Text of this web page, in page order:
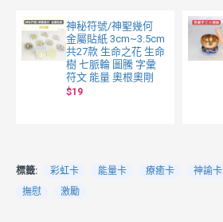
神秘符號/神聖幾何
金屬貼紙 3cm~3.5cm
共27款 生命之花 生命
樹 七脈輪 圖騰 字彙
符文 能量 奧根奧剛
$19
標籤: 彩虹卡 能量卡 療癒卡 神諭卡
撫慰
激勵